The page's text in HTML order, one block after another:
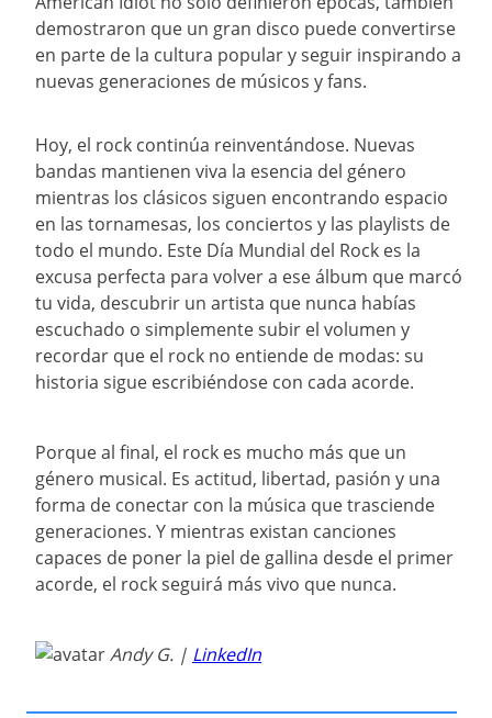
demostraron que un gran disco puede convertirse
en parte de la cultura popular y seguir inspirando a
nuevas generaciones de músicos y fans.
Hoy, el rock continúa reinventándose. Nuevas
bandas mantienen viva la esencia del género
mientras los clásicos siguen encontrando espacio
en las tornamesas, los conciertos y las playlists de
todo el mundo. Este Día Mundial del Rock es la
excusa perfecta para volver a ese álbum que marcó
tu vida, descubrir un artista que nunca habías
escuchado o simplemente subir el volumen y
recordar que el rock no entiende de modas: su
historia sigue escribiéndose con cada acorde.
Porque al final, el rock es mucho más que un
género musical. Es actitud, libertad, pasión y una
forma de conectar con la música que trasciende
generaciones. Y mientras existan canciones
capaces de poner la piel de gallina desde el primer
acorde, el rock seguirá más vivo que nunca.
Andy G. | LinkedIn